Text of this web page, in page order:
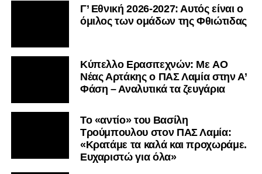
Γ’ Εθνική 2026-2027: Αυτός είναι ο
όμιλος των ομάδων της Φθιώτιδας
Kύπελλο Ερασιτεχνών: Με AO
Nέας Αρτάκης ο ΠΑΣ Λαμία στην Α’
Φάση – Αναλυτικά τα ζευγάρια
Το «αντίο» του Βασίλη
Τρούμπουλου στον ΠΑΣ Λαμία:
«Κρατάμε τα καλά και προχωράμε.
Ευχαριστώ για όλα»